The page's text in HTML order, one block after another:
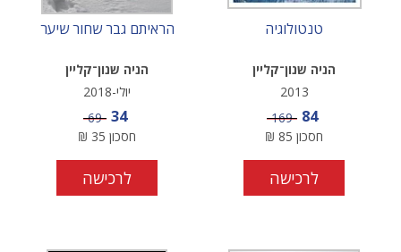
טנטולוגיה
הניה שנון־קליין
2013
מחיר מבצע
84 מחיר
169
חסכון 85
₪
לרכישה
הראיתם גבר שחור שיער
הניה שנון־קליין
יולי-2018
מחיר מבצע
34 מחיר
69
חסכון 35
₪
לרכישה